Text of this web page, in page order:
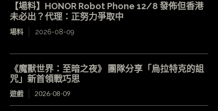
【場料】HONOR Robot Phone 12/8 發佈但香港
未必出？代理：正努力爭取中
場料 2026-08-09
《魔獸世界：至暗之夜》 團隊分享「烏拉特克的詛
咒」新首領戰巧思
遊戲 2026-08-09